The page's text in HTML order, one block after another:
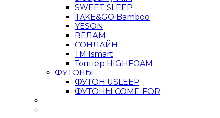
SWEET SLEEP
TAKE&GO Bamboo
YESON
ВЕЛАМ
СОНЛАЙН
ТМ Ismart
Топпер HIGHFOAM
ФУТОНЫ
ФУТОН USLEEP
ФУТОНЫ COME-FOR